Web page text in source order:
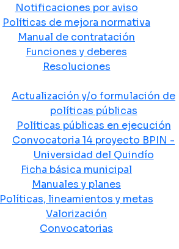
Notificaciones por aviso
Políticas de mejora normativa
Manual de contratación
Funciones y deberes
Resoluciones
Actualización y/o formulación de
políticas públicas
Políticas públicas en ejecución
Convocatoria 14 proyecto BPIN -
Universidad del Quindío
Ficha básica municipal
Manuales y planes
Políticas, lineamientos y metas
Valorización
Convocatorias